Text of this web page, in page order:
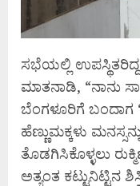
ಸಭೆಯಲ್ಲಿ
ಮಾತನಾಡಿ, “ನಾನು
ಬೆಂಗಳೂರಿಗೆ ಬಂದಾಗ
ಹೆಣ್ಣುಮಕ್ಕಳು
ತೊಡಗಿಸಿಕೊಳ್ಳಲು
ಅತ್ಯಂತ ಕಟ್ಟುನಿಟ್ಟಿನ